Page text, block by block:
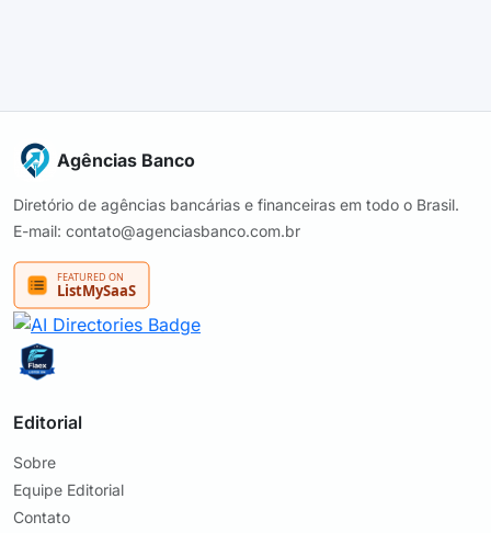
Agências Banco
Diretório de agências bancárias e financeiras em todo o Brasil.
E-mail: contato@agenciasbanco.com.br
Editorial
Sobre
Equipe Editorial
Contato